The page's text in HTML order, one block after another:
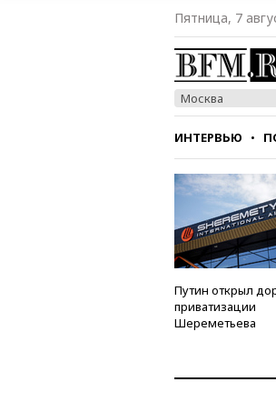
Пятница, 7
Москва
ИНТЕРВЬЮ
СТИЛЬ
Путин открыл
приватизации
Шереметьева